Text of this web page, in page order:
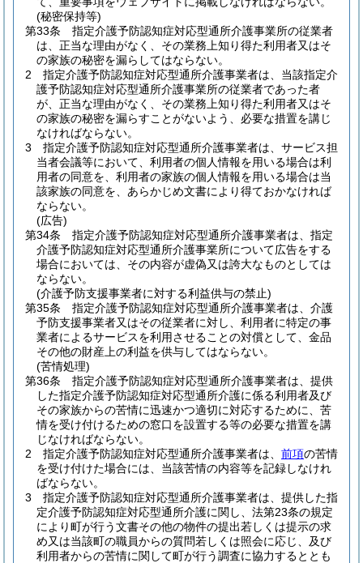
(秘密保持等)
第33条
指定介護予防認知症対応型通所介護事業所の従業者
は、正当な理由がなく、その業務上知り得た利用者又はそ
の家族の秘密を漏らしてはならない。
2
指定介護予防認知症対応型通所介護事業者は、当該指定介
護予防認知症対応型通所介護事業所の従業者であった者
が、正当な理由がなく、その業務上知り得た利用者又はそ
の家族の秘密を漏らすことがないよう、必要な措置を講じ
なければならない。
3
指定介護予防認知症対応型通所介護事業者は、サービス担
当者会議等において、利用者の個人情報を用いる場合は利
用者の同意を、利用者の家族の個人情報を用いる場合は当
該家族の同意を、あらかじめ文書により得ておかなければ
ならない。
(広告)
第34条
指定介護予防認知症対応型通所介護事業者は、指定
介護予防認知症対応型通所介護事業所について広告をする
場合においては、その内容が虚偽又は誇大なものとしては
ならない。
(介護予防支援事業者に対する利益供与の禁止)
第35条
指定介護予防認知症対応型通所介護事業者は、介護
予防支援事業者又はその従業者に対し、利用者に特定の事
業者によるサービスを利用させることの対償として、金品
その他の財産上の利益を供与してはならない。
(苦情処理)
第36条
指定介護予防認知症対応型通所介護事業者は、提供
した指定介護予防認知症対応型通所介護に係る利用者及び
その家族からの苦情に迅速かつ適切に対応するために、苦
情を受け付けるための窓口を設置する等の必要な措置を講
じなければならない。
2
指定介護予防認知症対応型通所介護事業者は、 前項の苦情
を受け付けた場合には、当該苦情の内容等を記録しなけれ
ばならない。
3
指定介護予防認知症対応型通所介護事業者は、提供した指
定介護予防認知症対応型通所介護に関し、法第23条の規定
により町が行う文書その他の物件の提出若しくは提示の求
め又は当該町の職員からの質問若しくは照会に応じ、及び
利用者からの苦情に関して町が行う調査に協力するととも